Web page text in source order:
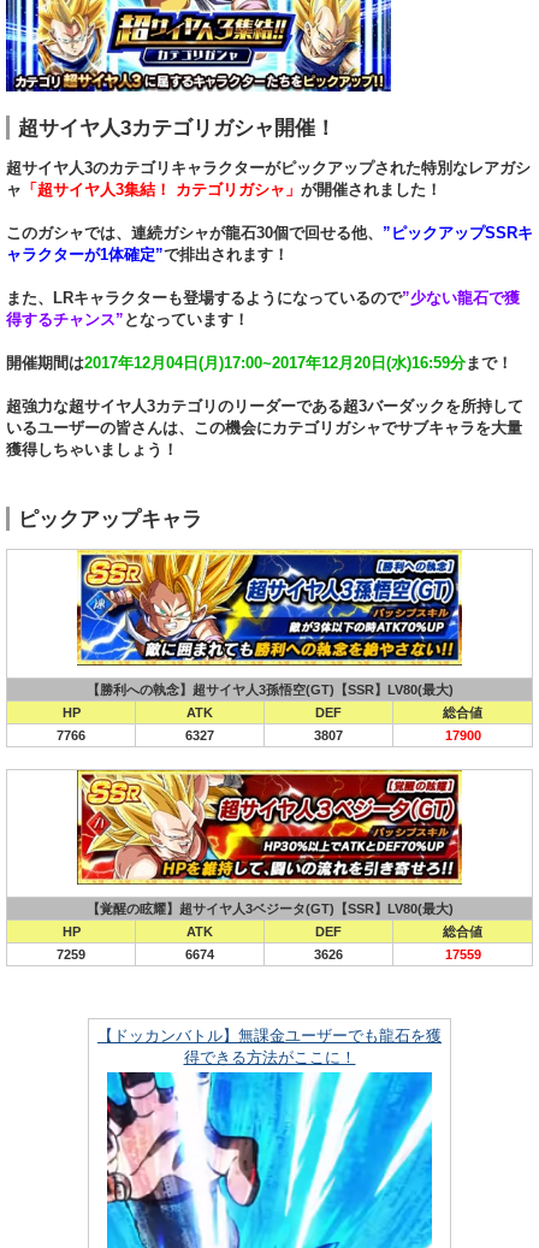
超サイヤ人3カテゴリガシャ開催！
超サイヤ人3のカテゴリキャラクターがピックアップされた特別なレアガシ
ャ 「超サイヤ人3集結！ カテゴリガシャ」 が開催されました！
このガシャでは、連続ガシャが龍石30個で回せる他、 ”ピックアップSSRキ
ャラクターが1体確定”で排出されます！
また、LRキャラクターも登場するようになっているので”少ない龍石で獲
得するチャンス” となっています！
開催期間は2017年12月04日(月)17:00~2017年12月20日(水)16:59分まで！
超強力な超サイヤ人3カテゴリのリーダーである超3バーダックを所持して
いるユーザーの皆さんは、この機会にカテゴリガシャでサブキャラを大量
獲得しちゃいましょう！
ピックアップキャラ
【勝利への執念】超サイヤ人3孫悟空(GT)【SSR】LV80(最大)
HP
ATK DEF
総合値
7766
6327 3807 17900
【覚醒の眩耀】超サイヤ人3ベジータ(GT)【SSR】LV80(最大)
HP
ATK DEF
総合値
7259
6674 3626 17559
【ドッカンバトル】無課金ユーザーでも龍石を獲
得できる方法がここに！